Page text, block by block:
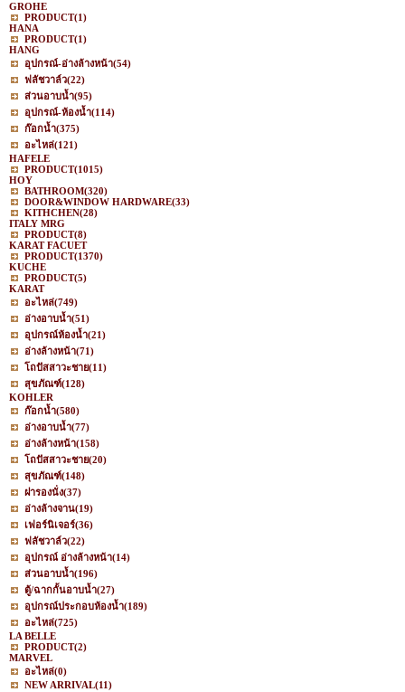
GROHE
PRODUCT(1)
HANA
PRODUCT(1)
HANG
อุปกรณ์-อ่างล้างหน้า(54)
ฟลัชวาล์ว(22)
ส่วนอาบน้ำ(95)
อุปกรณ์-ห้องน้ำ(114)
ก๊อกน้ำ(375)
อะไหล่(121)
HAFELE
PRODUCT(1015)
HOY
BATHROOM(320)
DOOR&WINDOW HARDWARE(33)
KITHCHEN(28)
ITALY MRG
PRODUCT(8)
KARAT FACUET
PRODUCT(1370)
KUCHE
PRODUCT(5)
KARAT
อะไหล่(749)
อ่างอาบน้ำ(51)
อุปกรณ์ห้องน้ำ(21)
อ่างล้างหน้า(71)
โถปัสสาวะชาย(11)
สุขภัณฑ์(128)
KOHLER
ก๊อกน้ำ(580)
อ่างอาบน้ำ(77)
อ่างล้างหน้า(158)
โถปัสสาวะชาย(20)
สุขภัณฑ์(148)
ฝารองนั่ง(37)
อ่างล้างจาน(19)
เฟอร์นิเจอร์(36)
ฟลัชวาล์ว(22)
อุปกรณ์ อ่างล้างหน้า(14)
ส่วนอาบน้ำ(196)
ตู้/ฉากกั้นอาบน้ำ(27)
อุปกรณ์ประกอบห้องน้ำ(189)
อะไหล่(725)
LA BELLE
PRODUCT(2)
MARVEL
อะไหล่(0)
NEW ARRIVAL(11)